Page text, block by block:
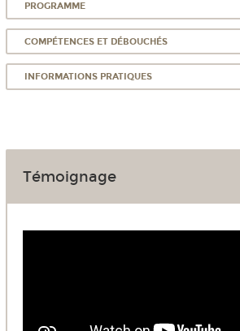
PROGRAMME
COMPÉTENCES ET DÉBOUCHÉS
INFORMATIONS PRATIQUES
Témoignage